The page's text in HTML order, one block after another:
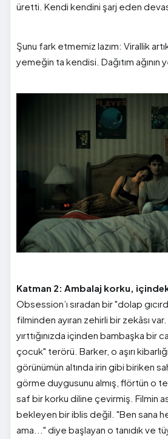
üretti. Kendi kendini şarj eden
Şunu fark etmemiz lazım: Virallik
yemeğin ta kendisi. Dağıtım ağının
Katman 2: Ambalaj korku,
Obsession’ı sıradan bir "dolap
filminden ayıran zehirli bir zekâsı
yırttığınızda içinden bambaşka bir
çocuk" terörü. Barker, o aşırı
görünümün altında irin gibi biriken
görme duygusunu almış, flörtün o
saf bir korku diline çevirmiş. Filmin
bekleyen bir iblis değil. "Ben sana
ama..." diye başlayan o tanıdık ve